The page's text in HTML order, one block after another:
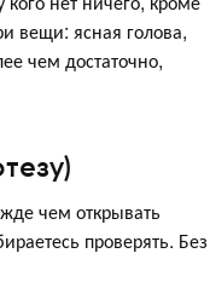
вещи: ясная голова,
чем достаточно,
чем открывать
проверять. Без